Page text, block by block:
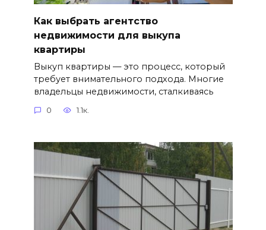
Как выбрать агентство
недвижимости для выкупа
квартиры
Выкуп квартиры — это процесс, который
требует внимательного подхода. Многие
владельцы недвижимости, сталкиваясь
0 1.1к.